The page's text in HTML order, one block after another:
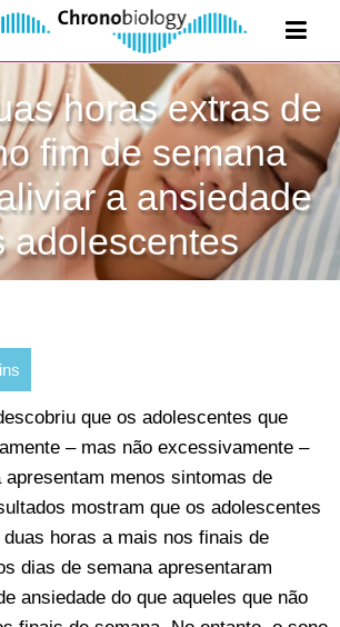
horas extras de
fim de semana
a ansiedade
adolescentes
que os adolescentes que
– mas não excessivamente –
apresentam menos sintomas de
mostram que os adolescentes
horas a mais nos finais de
dias de semana apresentaram
ansiedade do que aqueles que não